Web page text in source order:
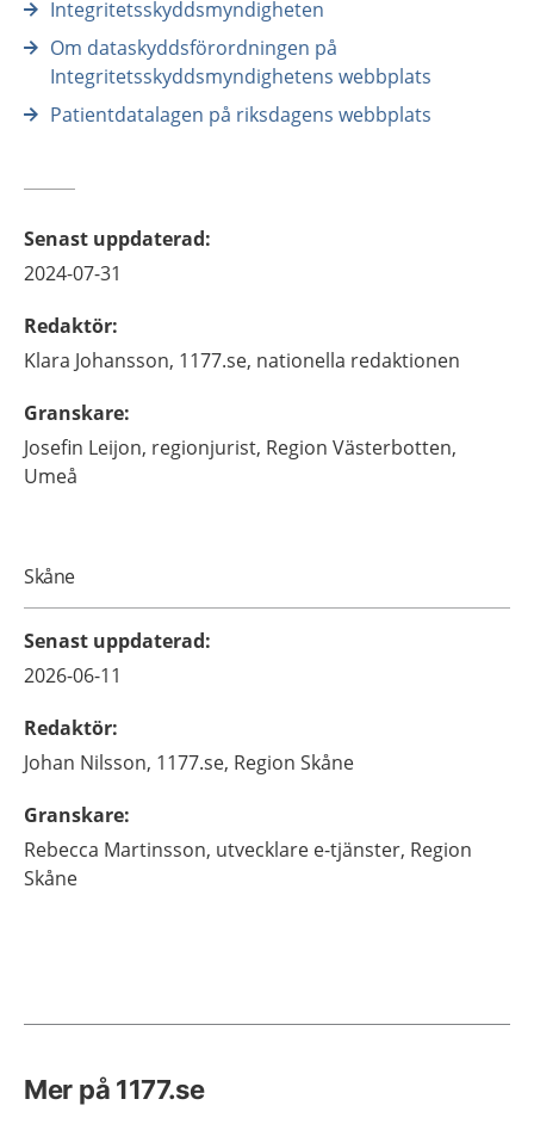
Integritetsskyddsmyndigheten
Om dataskyddsförordningen på
Integritetsskyddsmyndighetens webbplats
Patientdatalagen på riksdagens webbplats
Senast uppdaterad:
2024-07-31
Redaktör:
Klara Johansson, 1177.se, nationella redaktionen
Granskare:
Josefin Leijon, regionjurist, Region Västerbotten,
Umeå
Skåne
Senast uppdaterad:
2026-06-11
Redaktör:
Johan Nilsson, 1177.se, Region Skåne
Granskare:
Rebecca Martinsson, utvecklare e-tjänster, Region
Skåne
Mer på 1177.se